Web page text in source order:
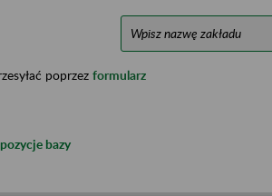
poprzez formularz
bazy